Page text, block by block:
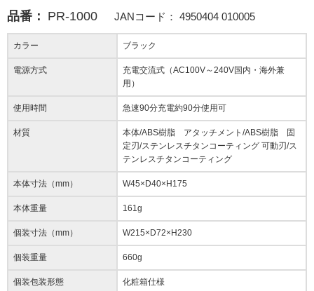
品番： PR-1000 JANコード： 4950404 010005
カラー ブラック
電源方式
充電交流式（AC100V～240V国内・海外兼
用）
使用時間 急速90分充電約90分使用可
材質
本体/ABS樹脂 アタッチメント/ABS樹脂 固
定刃/ステンレスチタンコーティング 可動刃/ス
テンレスチタンコーティング
本体寸法（mm） W45×D40×H175
本体重量 161g
個装寸法（mm） W215×D72×H230
個装重量 660g
個装包装形態 化粧箱仕様